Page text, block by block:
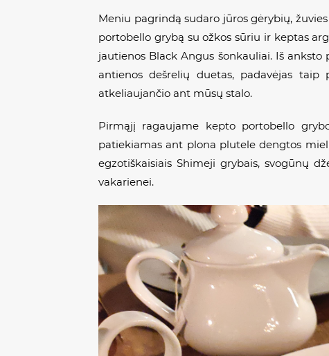
Meniu pagrindą sudaro jūros gėrybių,
portobello grybą su ožkos sūriu ir keptas
jautienos Black Angus šonkauliai. Iš
antienos dešrelių duetas, padavėjas
atkeliaujančio ant mūsų stalo.
Pirmąjį ragaujame kepto portobello
patiekiamas ant plona plutele dengtos
egzotiškaisiais Shimeji grybais, svogūnų
vakarienei.